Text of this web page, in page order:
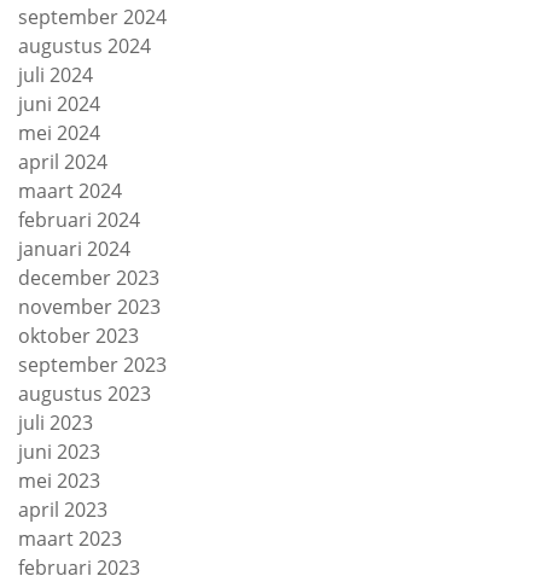
september 2024
augustus 2024
juli 2024
juni 2024
mei 2024
april 2024
maart 2024
februari 2024
januari 2024
december 2023
november 2023
oktober 2023
september 2023
augustus 2023
juli 2023
juni 2023
mei 2023
april 2023
maart 2023
februari 2023